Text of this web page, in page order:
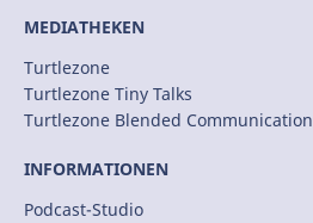
MEDIATHEKEN
Turtlezone
Turtlezone Tiny Talks
Turtlezone Blended Communication
INFORMATIONEN
Podcast-Studio